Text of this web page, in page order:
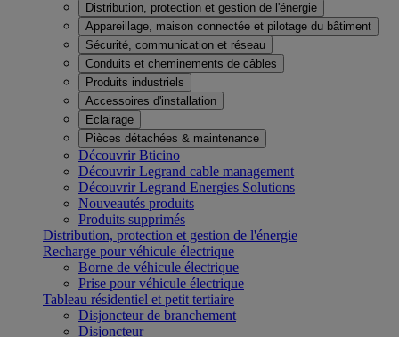
Distribution, protection et gestion de l'énergie
Appareillage, maison connectée et pilotage du bâtiment
Sécurité, communication et réseau
Conduits et cheminements de câbles
Produits industriels
Accessoires d'installation
Eclairage
Pièces détachées & maintenance
Découvrir Bticino
Découvrir Legrand cable management
Découvrir Legrand Energies Solutions
Nouveautés produits
Produits supprimés
Distribution, protection et gestion de l'énergie
Recharge pour véhicule électrique
Borne de véhicule électrique
Prise pour véhicule électrique
Tableau résidentiel et petit tertiaire
Disjoncteur de branchement
Disjoncteur